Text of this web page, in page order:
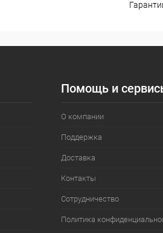
Помощь и
О компании
Поддержка
Доставка
Контакты
Сотрудничество
Политика